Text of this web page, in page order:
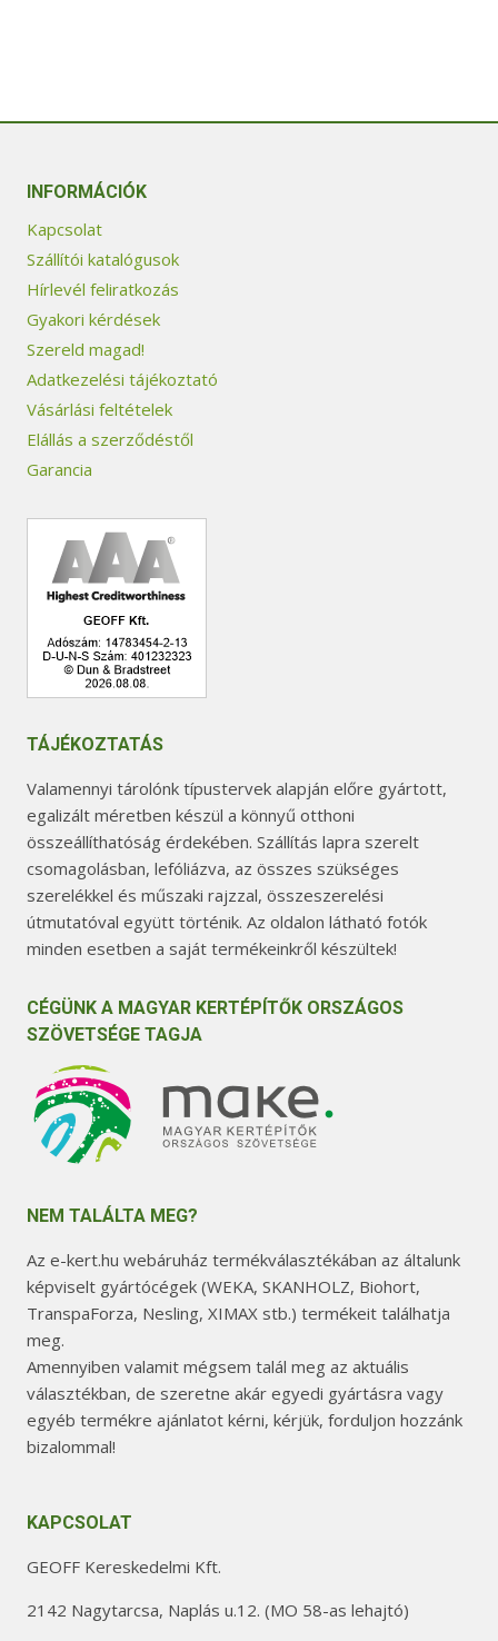
INFORMÁCIÓK
Kapcsolat
Szállítói katalógusok
Hírlevél feliratkozás
Gyakori kérdések
Szereld magad!
Adatkezelési tájékoztató
Vásárlási feltételek
Elállás a szerződéstől
Garancia
TÁJÉKOZTATÁS
Valamennyi tárolónk típustervek alapján előre gyártott,
egalizált méretben készül a könnyű otthoni
összeállíthatóság érdekében. Szállítás lapra szerelt
csomagolásban, lefóliázva, az összes szükséges
szerelékkel és műszaki rajzzal, összeszerelési
útmutatóval együtt történik. Az oldalon látható fotók
minden esetben a saját termékeinkről készültek!
CÉGÜNK A MAGYAR KERTÉPÍTŐK ORSZÁGOS
SZÖVETSÉGE TAGJA
NEM TALÁLTA MEG?
Az e-kert.hu webáruház termékválasztékában az általunk
képviselt gyártócégek (WEKA, SKANHOLZ, Biohort,
TranspaForza, Nesling, XIMAX stb.) termékeit találhatja
meg.
Amennyiben valamit mégsem talál meg az aktuális
választékban, de szeretne akár egyedi gyártásra vagy
egyéb termékre ajánlatot kérni, kérjük, forduljon hozzánk
bizalommal!
KAPCSOLAT
GEOFF Kereskedelmi Kft.
2142 Nagytarcsa, Naplás u.12. (MO 58-as lehajtó)